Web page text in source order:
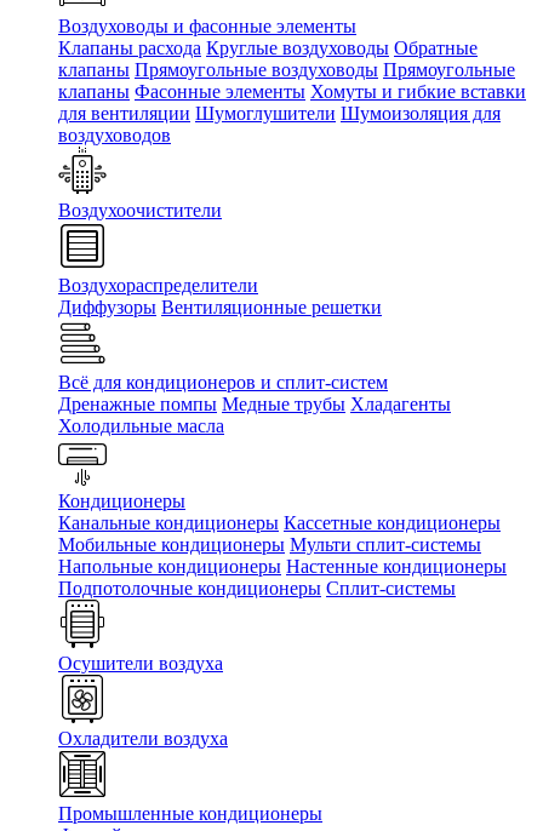
Воздуховоды и фасонные элементы
Клапаны расхода Круглые воздуховоды Обратные
клапаны Прямоугольные воздуховоды Прямоугольные
клапаны Фасонные элементы Хомуты и гибкие вставки
для вентиляции Шумоглушители Шумоизоляция для
воздуховодов
Воздухоочистители
Воздухораспределители
Диффузоры Вентиляционные решетки
Всё для кондиционеров и сплит-систем
Дренажные помпы Медные трубы Хладагенты
Холодильные масла
Кондиционеры
Канальные кондиционеры Кассетные кондиционеры
Мобильные кондиционеры Мульти сплит-системы
Напольные кондиционеры Настенные кондиционеры
Подпотолочные кондиционеры Сплит-системы
Осушители воздуха
Охладители воздуха
Промышленные кондиционеры